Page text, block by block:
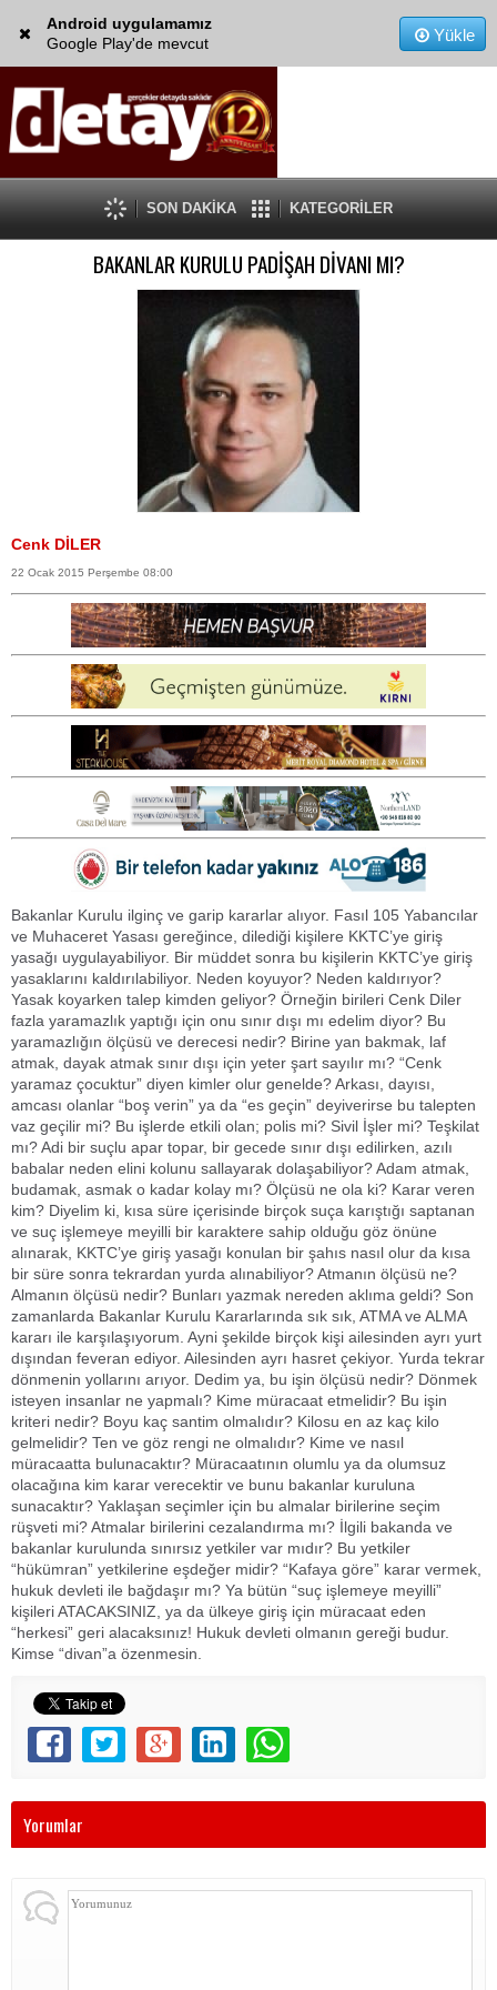
Android uygulamamız
Google Play'de mevcut
Yükle
SON DAKİKA KATEGORİLER
BAKANLAR KURULU PADİŞAH DİVANI MI?
Cenk DİLER
22 Ocak 2015 Perşembe 08:00
Bakanlar Kurulu ilginç ve garip kararlar alıyor. Fasıl 105 Yabancılar
ve Muhaceret Yasası gereğince, dilediği kişilere KKTC’ye giriş
yasağı uygulayabiliyor. Bir müddet sonra bu kişilerin KKTC’ye giriş
yasaklarını kaldırılabiliyor. Neden koyuyor? Neden kaldırıyor?
Yasak koyarken talep kimden geliyor? Örneğin birileri Cenk Diler
fazla yaramazlık yaptığı için onu sınır dışı mı edelim diyor? Bu
yaramazlığın ölçüsü ve derecesi nedir? Birine yan bakmak, laf
atmak, dayak atmak sınır dışı için yeter şart sayılır mı? “Cenk
yaramaz çocuktur” diyen kimler olur genelde? Arkası, dayısı,
amcası olanlar “boş verin” ya da “es geçin” deyiverirse bu talepten
vaz geçilir mi? Bu işlerde etkili olan; polis mi? Sivil İşler mi? Teşkilat
mı? Adi bir suçlu apar topar, bir gecede sınır dışı edilirken, azılı
babalar neden elini kolunu sallayarak dolaşabiliyor? Adam atmak,
budamak, asmak o kadar kolay mı? Ölçüsü ne ola ki? Karar veren
kim? Diyelim ki, kısa süre içerisinde birçok suça karıştığı saptanan
ve suç işlemeye meyilli bir karaktere sahip olduğu göz önüne
alınarak, KKTC’ye giriş yasağı konulan bir şahıs nasıl olur da kısa
bir süre sonra tekrardan yurda alınabiliyor? Atmanın ölçüsü ne?
Almanın ölçüsü nedir? Bunları yazmak nereden aklıma geldi? Son
zamanlarda Bakanlar Kurulu Kararlarında sık sık, ATMA ve ALMA
kararı ile karşılaşıyorum. Ayni şekilde birçok kişi ailesinden ayrı yurt
dışından feveran ediyor. Ailesinden ayrı hasret çekiyor. Yurda tekrar
dönmenin yollarını arıyor. Dedim ya, bu işin ölçüsü nedir? Dönmek
isteyen insanlar ne yapmalı? Kime müracaat etmelidir? Bu işin
kriteri nedir? Boyu kaç santim olmalıdır? Kilosu en az kaç kilo
gelmelidir? Ten ve göz rengi ne olmalıdır? Kime ve nasıl
müracaatta bulunacaktır? Müracaatının olumlu ya da olumsuz
olacağına kim karar verecektir ve bunu bakanlar kuruluna
sunacaktır? Yaklaşan seçimler için bu almalar birilerine seçim
rüşveti mi? Atmalar birilerini cezalandırma mı? İlgili bakanda ve
bakanlar kurulunda sınırsız yetkiler var mıdır? Bu yetkiler
“hükümran” yetkilerine eşdeğer midir? “Kafaya göre” karar vermek,
hukuk devleti ile bağdaşır mı? Ya bütün “suç işlemeye meyilli”
kişileri ATACAKSINIZ, ya da ülkeye giriş için müracaat eden
“herkesi” geri alacaksınız! Hukuk devleti olmanın gereği budur.
Kimse “divan”a özenmesin.
Yorumlar